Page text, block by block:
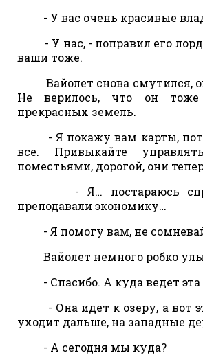
- У вас очень красивые
- У нас, - поправил его
ваши тоже.
Вайолет снова смутился,
Не верилось, что он тоже
прекрасных земель.
- Я покажу вам карты,
все. Привыкайте
поместьями, дорогой, они
- Я… постараюсь
преподавали экономику…
- Я помогу вам, не
Вайолет немного робко
- Спасибо. А куда ведет эта
- Она идет к озеру, а вот
уходит дальше, на западные
- А сегодня мы куда?